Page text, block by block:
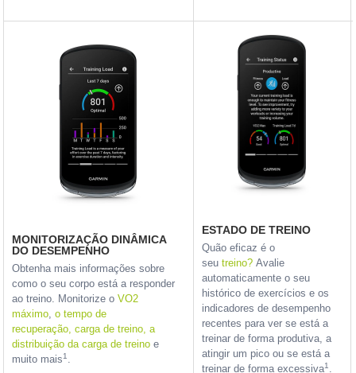
MONITORIZAÇÃO DINÂMICA
DO DESEMPENHO
Obtenha mais informações sobre
como o seu corpo está a responder
ao treino. Monitorize oVO2
máximo ,o tempo de
recuperação, carga de treino, a
distribuição da carga de treino e
muito mais1
ESTADO DE TREINO
Quão eficaz é o
seutreino? Avalie
automaticamente o seu
histórico de exercícios e os
indicadores de desempenho
recentes para ver se está a
treinar de forma produtiva, a
atingir um pico ou se está a
treinar de forma excessiva1